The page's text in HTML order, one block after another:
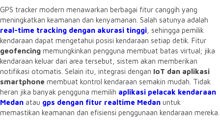
GPS tracker modern menawarkan berbagai fitur canggih yang
meningkatkan keamanan dan kenyamanan. Salah satunya adalah
real-time tracking dengan akurasi tinggi , sehingga pemilik
kendaraan dapat mengetahui posisi kendaraan setiap detik. Fitur
geofencing memungkinkan pengguna membuat batas virtual; jika
kendaraan keluar dari area tersebut, sistem akan memberikan
notifikasi otomatis. Selain itu, integrasi dengan IoT dan aplikasi
smartphone membuat kontrol kendaraan semakin mudah. Tidak
heran jika banyak pengguna memilih aplikasi pelacak kendaraan
Medan atau gps dengan fitur realtime Medan untuk
memastikan keamanan dan efisiensi penggunaan kendaraan mereka.